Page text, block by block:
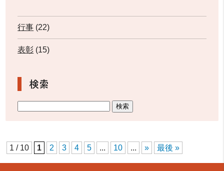
行事 (22)
表彰 (15)
検索
1 / 10 1 2 3 4 5 ... 10 ... » 最後 »